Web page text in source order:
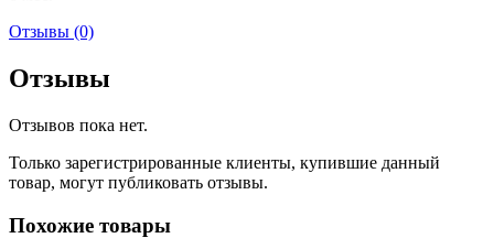
Отзывы (0)
Отзывы
Отзывов пока нет.
Только зарегистрированные клиенты, купившие данный
товар, могут публиковать отзывы.
Похожие товары